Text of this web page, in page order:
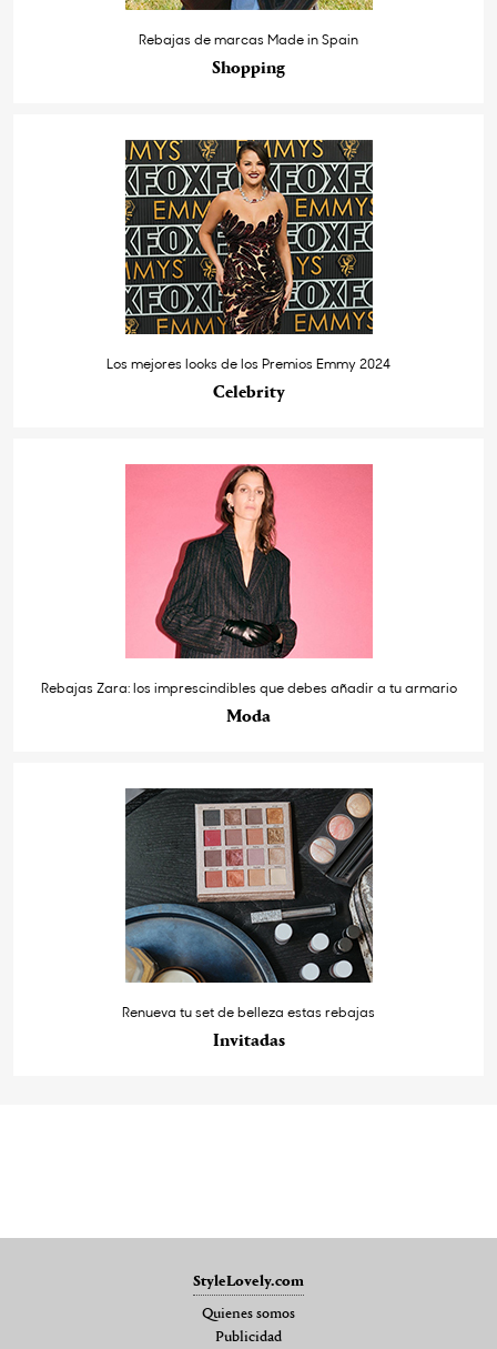
Rebajas de marcas Made in Spain
Shopping
Los mejores looks de los Premios Emmy 2024
Celebrity
Rebajas Zara: los imprescindibles que debes añadir a tu armario
Moda
Renueva tu set de belleza estas rebajas
Invitadas
StyleLovely.com
Quienes somos
Publicidad